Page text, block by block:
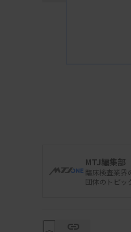
「造血器
中医協総会で了
れている次世代シ
MTJ編集部
臨床検査業界
団体のトピッ